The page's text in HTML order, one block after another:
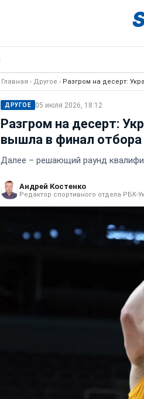
Главная › Другое › Разгром на десерт:
ДРУГОЕ 05 июля 2026, 18:12
Разгром на десерт:
вышла в финал
Далее – решающий раунд
Андрей Костенко
Редактор спортивного отдела РБК-